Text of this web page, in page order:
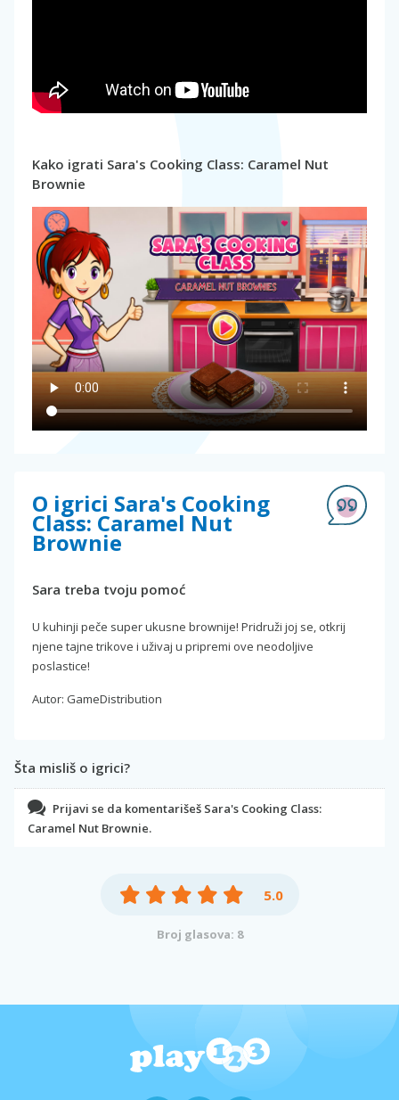
Kako igrati Sara's Cooking Class: Caramel Nut
Brownie
O igrici Sara's Cooking
Class: Caramel Nut
Brownie
Sara treba tvoju pomoć
U kuhinji peče super ukusne brownije! Pridruži joj se, otkrij
njene tajne trikove i uživaj u pripremi ove neodoljive
poslastice!
Autor: GameDistribution
Šta misliš o igrici?
Prijavi se da komentarišeš Sara's Cooking Class:
Caramel Nut Brownie.
5.0
Broj glasova: 8